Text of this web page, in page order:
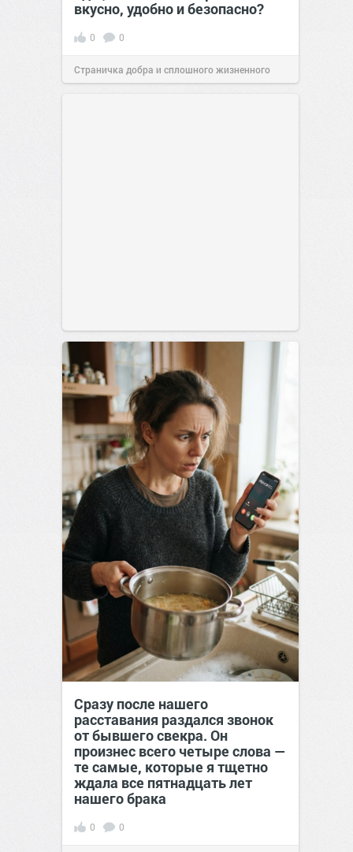
вкусно, удобно и безопасно?
0 0
Страничка добра и сплошного жизненного
Сразу после нашего
расставания раздался звонок
от бывшего свекра. Он
произнес всего четыре слова —
те самые, которые я тщетно
ждала все пятнадцать лет
нашего брака
0 0